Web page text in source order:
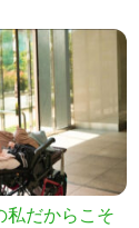
私だからこそ